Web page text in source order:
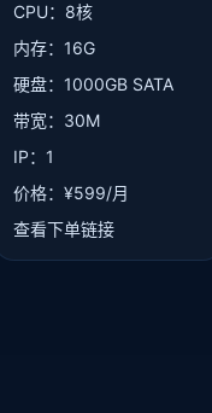
CPU：8核
内存：16G
硬盘：1000GB SATA
带宽：30M
IP：1
价格：¥599/月
查看下单链接